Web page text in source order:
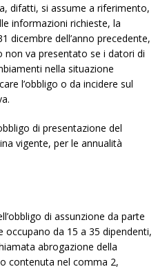
difatti, si assume a riferimento,
informazioni richieste, la
dicembre dell’anno precedente,
va presentato se i datori di
nella situazione
l’obbligo o da incidere sul
di presentazione del
vigente, per le annualità
di assunzione da parte
da 15 a 35 dipendenti,
abrogazione della
contenuta nel comma 2,